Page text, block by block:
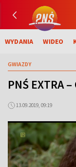
WYDANIA WIDEO
GWIAZDY
PNŚ EXTRA
13.09.2019, 09:19